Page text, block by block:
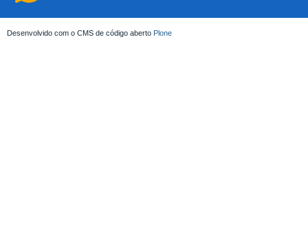
Desenvolvido com o CMS de código aberto Plone